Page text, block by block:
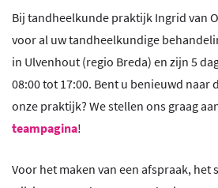
Bij tandheelkunde praktijk Ingrid van
voor al uw tandheelkundige
in Ulvenhout (regio Breda) en zijn 5
08:00 tot 17:00. Bent u benieuwd naar
onze praktijk? We stellen ons graag
teampagina!
Voor het maken van een afspraak, het